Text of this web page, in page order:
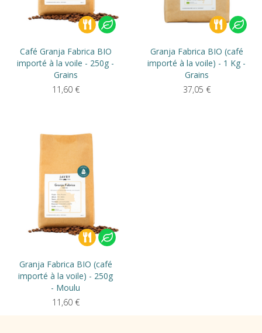
Café Granja Fabrica BIO
importé à la voile - 250g -
Grains
11,60 €
Granja Fabrica BIO (café
importé à la voile) - 1 Kg -
Grains
37,05 €
Granja Fabrica BIO (café
importé à la voile) - 250g
- Moulu
11,60 €